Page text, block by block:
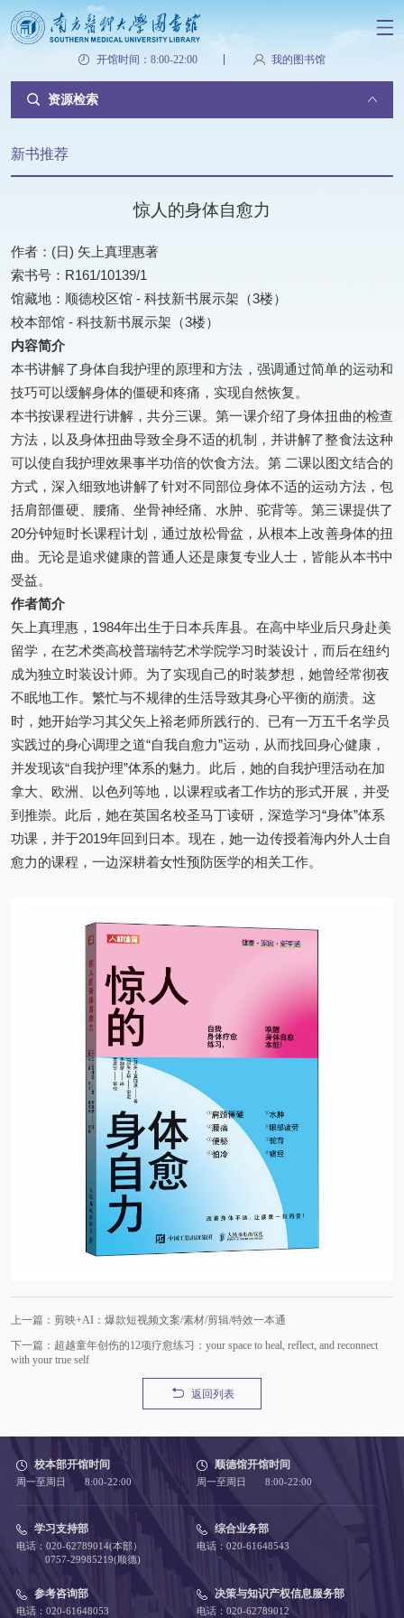
开馆时间：8:00-22:00 我的图书馆
资源检索
新书推荐
惊人的身体自愈力
作者：(日) 矢上真理惠著
索书号：R161/10139/1
馆藏地：顺德校区馆 - 科技新书展示架（3楼）
校本部馆 - 科技新书展示架（3楼）
内容简介
本书讲解了身体自我护理的原理和方法，强调通过简单的运动和
技巧可以缓解身体的僵硬和疼痛，实现自然恢复。
本书按课程进行讲解，共分三课。第一课介绍了身体扭曲的检查
方法，以及身体扭曲导致全身不适的机制，并讲解了整食法这种
可以使自我护理效果事半功倍的饮食方法。第 二课以图文结合的
方式，深入细致地讲解了针对不同部位身体不适的运动方法，包
括肩部僵硬、腰痛、坐骨神经痛、水肿、驼背等。第三课提供了
20分钟短时长课程计划，通过放松骨盆，从根本上改善身体的扭
曲。无论是追求健康的普通人还是康复专业人士，皆能从本书中
受益。
作者简介
矢上真理惠，1984年出生于日本兵库县。在高中毕业后只身赴美
留学，在艺术类高校普瑞特艺术学院学习时装设计，而后在纽约
成为独立时装设计师。为了实现自己的时装梦想，她曾经常彻夜
不眠地工作。繁忙与不规律的生活导致其身心平衡的崩溃。这
时，她开始学习其父矢上裕老师所践行的、已有一万五千名学员
实践过的身心调理之道“自我自愈力”运动，从而找回身心健康，
并发现该“自我护理”体系的魅力。此后，她的自我护理活动在加
拿大、欧洲、以色列等地，以课程或者工作坊的形式开展，并受
到推崇。此后，她在英国名校圣马丁读研，深造学习“身体”体系
功课，并于2019年回到日本。现在，她一边传授着海内外人士自
愈力的课程，一边深耕着女性预防医学的相关工作。
上一篇：剪映+AI：爆款短视频文案/素材/剪辑/特效一本通
下一篇：超越童年创伤的12项疗愈练习：your space to heal, reflect, and reconnect
with your true self
返回列表
校本部开馆时间
周一至周日 8:00-22:00
顺德馆开馆时间
周一至周日 8:00-22:00
学习支持部
电话：020-62789014(本部）
0757-29985219(顺德)
综合业务部
电话：020-61648543
参考咨询部
电话：020-61648053
决策与知识产权信息服务部
电话：020-62789012